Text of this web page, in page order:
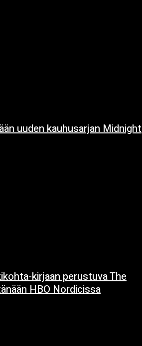
uuden kauhusarjan Midnight
kirjaan perustuva The
HBO Nordicissa